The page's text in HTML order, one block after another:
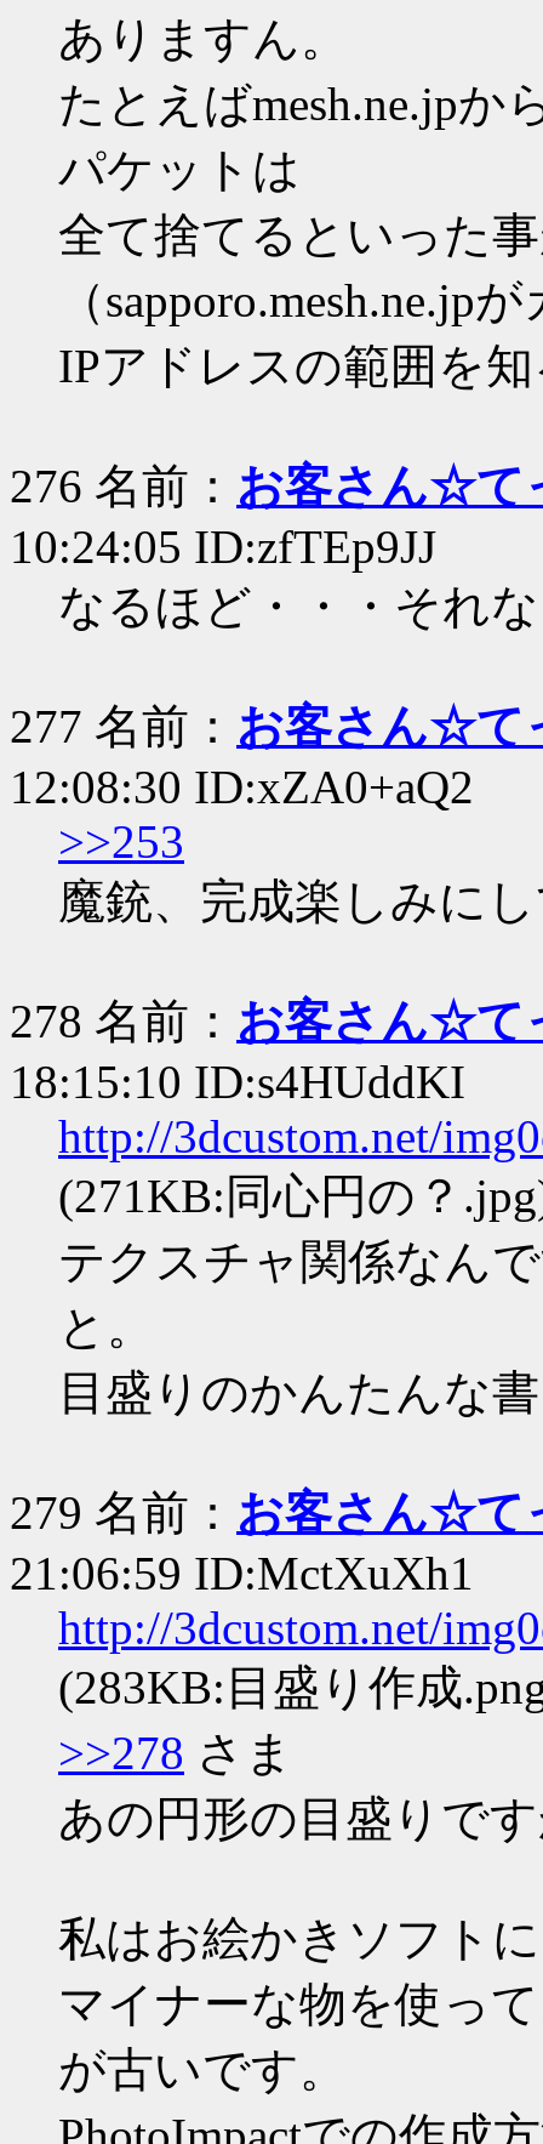
ありますん。
たとえばmesh.ne.jpか
パケットは
全て捨てるといった
（sapporo.mesh.ne.jp
IPアドレスの範囲を
276 名前： お客さん☆て
10:24:05 ID:zfTEp9JJ
なるほど・・・それ
277 名前： お客さん☆て
12:08:30 ID:xZA0+aQ2
>>253
魔銃、完成楽しみに
278 名前： お客さん☆て
18:15:10 ID:s4HUddKI
http://3dcustom.net/
(271KB:同心円の？
テクスチャ関係なん
と。
目盛りのかんたんな
279 名前： お客さん☆て
21:06:59 ID:MctXuXh1
http://3dcustom.net/
(283KB:目盛り作成
>>278 さま
あの円形の目盛りで
私はお絵かきソフト
マイナーな物を使っ
が古いです。